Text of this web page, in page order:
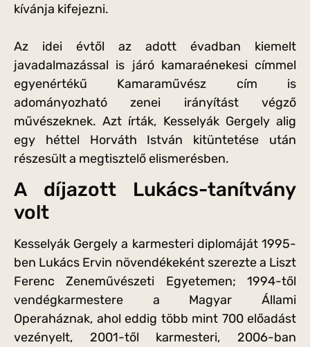
kívánja kifejezni.
Az idei évtől az adott évadban kiemelt
javadalmazással is járó kamaraénekesi címmel
egyenértékű Kamaraművész cím is
adományozható zenei irányítást végző
művészeknek. Azt írták, Kesselyák Gergely alig
egy héttel Horváth István kitüntetése után
részesült a megtisztelő elismerésben.
A díjazott Lukács-tanítvány
volt
Kesselyák Gergely a karmesteri diplomáját 1995-
ben Lukács Ervin növendékeként szerezte a Liszt
Ferenc Zeneművészeti Egyetemen; 1994-től
vendégkarmestere a Magyar Állami
Operaháznak, ahol eddig több mint 700 előadást
vezényelt, 2001-től karmesteri, 2006-ban